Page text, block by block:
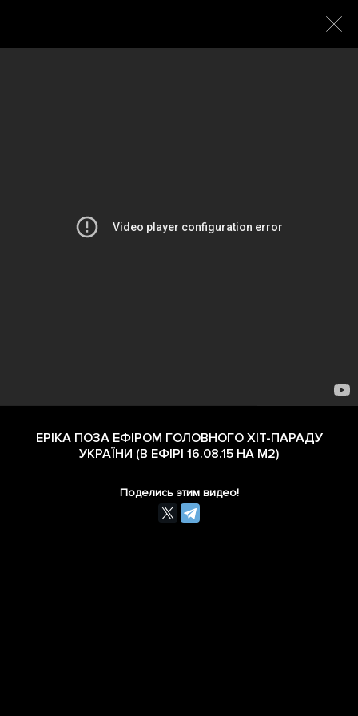
ЕРІКА ПОЗА ЕФІРОМ ГОЛОВНОГО ХІТ-ПАРАДУ
УКРАЇНИ (В ЕФІРІ 16.08.15 НА М2)
Поделись этим видео!